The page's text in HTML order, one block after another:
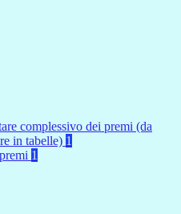
complessivo dei premi (da
in tabelle) 1
1